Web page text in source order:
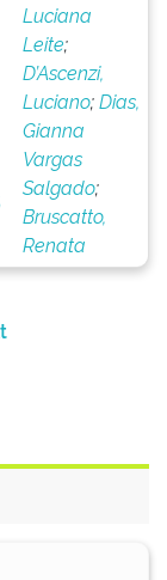
Luciana
Leite;
D’Ascenzi,
Luciano;Dias,
Gianna
Vargas
Salgado;
Bruscatto,
Renata